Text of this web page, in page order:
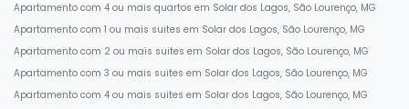
Apartamento com 4 ou mais quartos em Solar dos Lagos, São Lourenço, MG
Apartamento com 1 ou mais suites em Solar dos Lagos, São Lourenço, MG
Apartamento com 2 ou mais suites em Solar dos Lagos, São Lourenço, MG
Apartamento com 3 ou mais suites em Solar dos Lagos, São Lourenço, MG
Apartamento com 4 ou mais suites em Solar dos Lagos, São Lourenço, MG